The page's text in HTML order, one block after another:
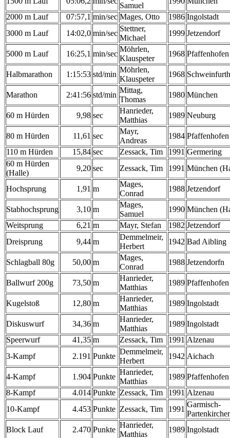
Samuel
2000 m Lauf
07:57,1 min/sec Mages, Otto 1986 Ingolstadt
3000 m Lauf
14:02,0 min/sec
Stettner,
Michael
1999 Jetzendorf
5000 m Lauf 16:25,1 min/sec
Möhrlen,
Klauspeter
1968 Pfaffenhofen
Halbmarathon 1:15:53 std/min
Möhrlen,
Klauspeter
1968 Schweinfurth
Marathon 2:41:56 std/min
Mittag,
Thomas
1980 München
60 m Hürden 9,98 sec
Hanrieder,
Matthias
1989 Neuburg
80 m Hürden 11,61 sec
Mayr,
Andreas
1984 Pfaffenhofen
110 m Hürden
15,84 sec Zessack, Tim 1991 Germering
60 m Hürden
(Halle)
9,20 sec Zessack, Tim 1991 München
Hochsprung 1,91 m
Mages,
Conrad
1988 Jetzendorf
Stabhochsprung 3,10 m
Mages,
Samuel
1990 München
Weitsprung
6,21 m Mayr, Stefan 1982 Jetzendorf
Dreisprung
9,44 m
Demmelmeir,
Herbert
1942 Bad Aibling
Schlagball 80g 50,00 m
Mages,
Conrad
1988 Jetzendorfn
Ballwurf 200g 73,50 m
Hanrieder,
Matthias
1989 Pfaffenhofen
Kugelstoß 12,80 m
Hanrieder,
Matthias
1989 Ingolstadt
Diskuswurf 34,36 m
Hanrieder,
Matthias
1989 Ingolstadt
Speerwurf
41,35 m Zessack, Tim 1991 Alzenau
3-Kampf
2.191 Punkte
Demmelmeir,
Herbert
1942 Aichach
4-Kampf 1.904 Punkte
Hanrieder,
Matthias
1989 Pfaffenhofen
8-Kampf
4.014 Punkte Zessack, Tim 1991 Alzenau
10-Kampf
4.453 Punkte Zessack, Tim 1991
Garmisch-
Block Lauf
2.470 Punkte
Hanrieder,
Matthias
1989 Ingolstadt